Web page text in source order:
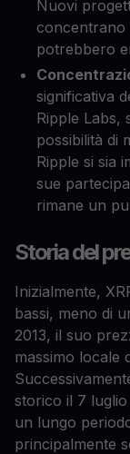
Nuovi
concentrano
potrebbero
significativa
Ripple Labs,
possibilità di
Ripple si sia
sue
rimane un
Storia del
Inizialmente,
bassi, meno di
2013, il suo
massimo locale
storico il 7
un lungo
principalmente